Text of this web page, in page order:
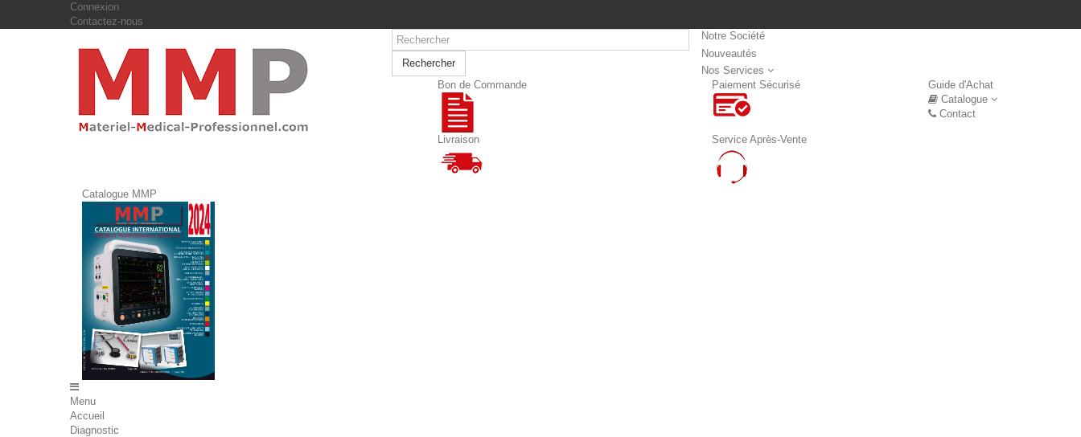
Connexion
Contactez-nous
Rechercher
Notre Société
Nouveautés
Nos Services
Bon de Commande
Paiement Sécurisé
Livraison Service Après-Vente
Guide d'Achat
Catalogue
Catalogue MMP
Contact
Menu
Accueil
Diagnostic